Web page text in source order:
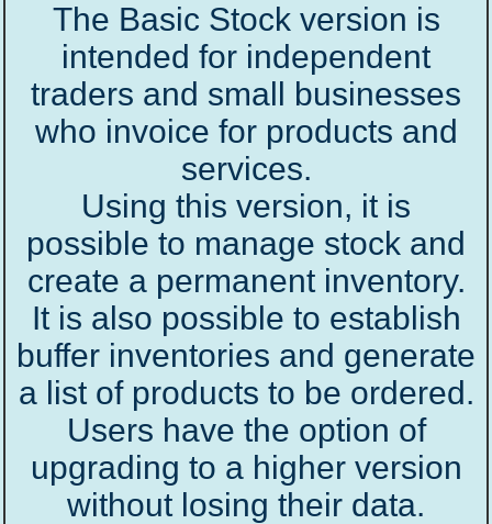
The Basic Stock version is
intended for independent
traders and small businesses
who invoice for products and
services.
Using this version, it is
possible to manage stock and
create a permanent inventory.
It is also possible to establish
buffer inventories and generate
a list of products to be ordered.
Users have the option of
upgrading to a higher version
without losing their data.